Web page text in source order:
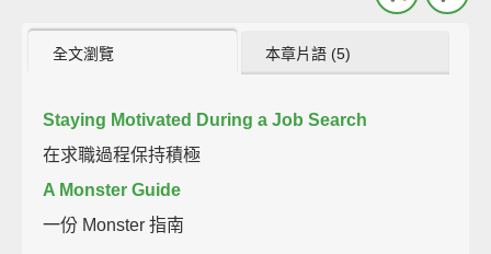
全文瀏覽 本章片語 (5)
Staying Motivated During a Job Search
在求職過程保持積極
A Monster Guide
一份 Monster 指南